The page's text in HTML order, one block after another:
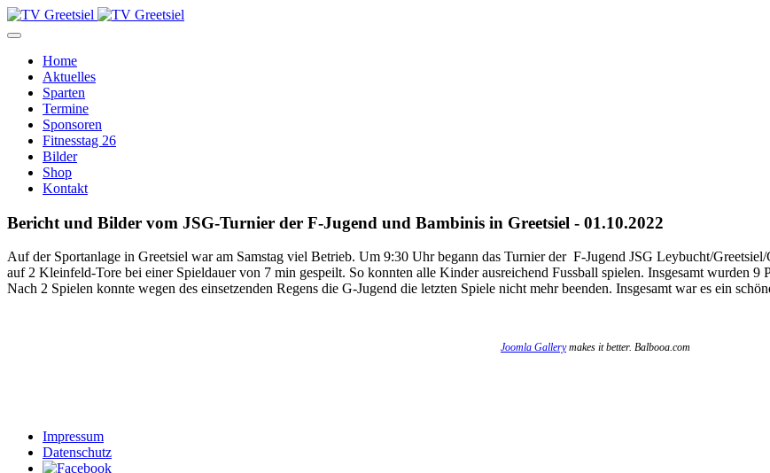
Home
Aktuelles
Sparten
Termine
Sponsoren
Fitnesstag 26
Bilder
Shop
Kontakt
Bericht und Bilder vom JSG-Turnier der F-Jugend und Bambinis in Greetsiel - 01.10.2022
Auf der Sportanlage in Greetsiel war am Samstag viel Betrieb. Um 9:30 Uhr begann das Turnier der F-Jugend JSG Leybucht/
auf 2 Kleinfeld-Tore bei einer Spieldauer von 7 min gespeilt. So konnten alle Kinder ausreichend Fussball spielen. Insgesamt wurden 9
Nach 2 Spielen konnte wegen des einsetzenden Regens die G-Jugend die letzten Spiele nicht mehr beenden. Insgesamt war es ein
Joomla Gallerymakes it better. Balbooa.com
Impressum
Datenschutz